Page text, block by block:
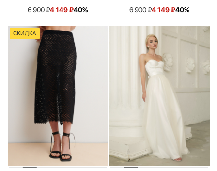
6 900₽4 149₽40% 6 900₽4 149₽40%
СКИДКА